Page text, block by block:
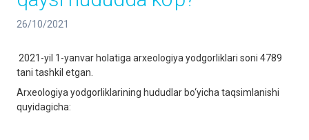
26/10/2021
2021-yil 1-yanvar holatiga arxeologiya yodgorliklari soni 4789
tani tashkil etgan.
Arxeologiya yodgorliklarining hududlar bo‘yicha taqsimlanishi
quyidagicha: